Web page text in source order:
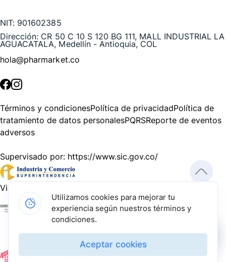
NIT: 901602385
Dirección: CR 50 C 10 S 120 BG 111, MALL INDUSTRIAL LA
AGUACATALA, Medellín - Antioquia, COL
hola@pharmarket.co
Términos y condicionesPolítica de privacidadPolítica de
tratamiento de datos personalesPQRSReporte de eventos
adversos
Supervisado por: https://www.sic.gov.co/
Vigilado por:
Gracias a nuestros impulsadores, podemos presentarte la
solución tecnológica más avanzada para resolver los
desafíos farmacéuticos de la actualidad.
Utilizamos cookies para mejorar tu
experiencia según nuestros términos y
condiciones.
Aceptar cookies